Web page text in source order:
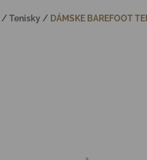
/ Tenisky / DÁMSKE BAREFOOT